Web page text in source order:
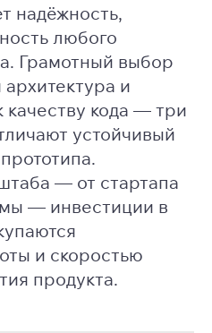
надёжность,
любого
Грамотный выбор
и
качеству кода — три
устойчивый
— от стартапа
— инвестиции в
и скоростью
продукта.